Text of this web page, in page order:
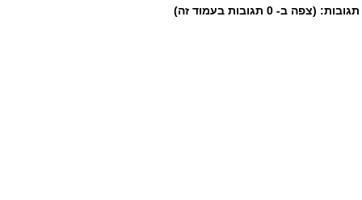
תגובות: (צפה ב- 0 תגובות בעמוד זה)